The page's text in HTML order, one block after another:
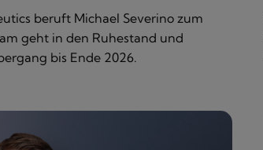
beruft Michael Severino zum
geht in den Ruhestand und
bis Ende 2026.